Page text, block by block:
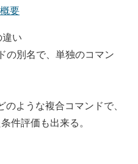
要
違い
の別名で、単独のコマン
のような複合コマンドで、
件評価も出来る。